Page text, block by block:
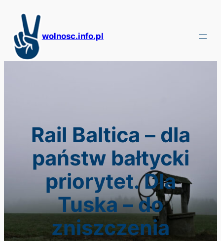
treści
wolnosc.info.pl
Rail Baltica – dla
państw bałtycki
priorytet. Dla
Tuska – do
zniszczenia